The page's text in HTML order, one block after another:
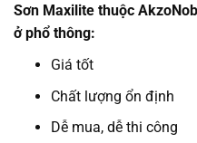
Sơn Maxilite thuộc
ở phổ thông:
Giá tốt
Chất lượng ổn định
Dễ mua, dễ thi công